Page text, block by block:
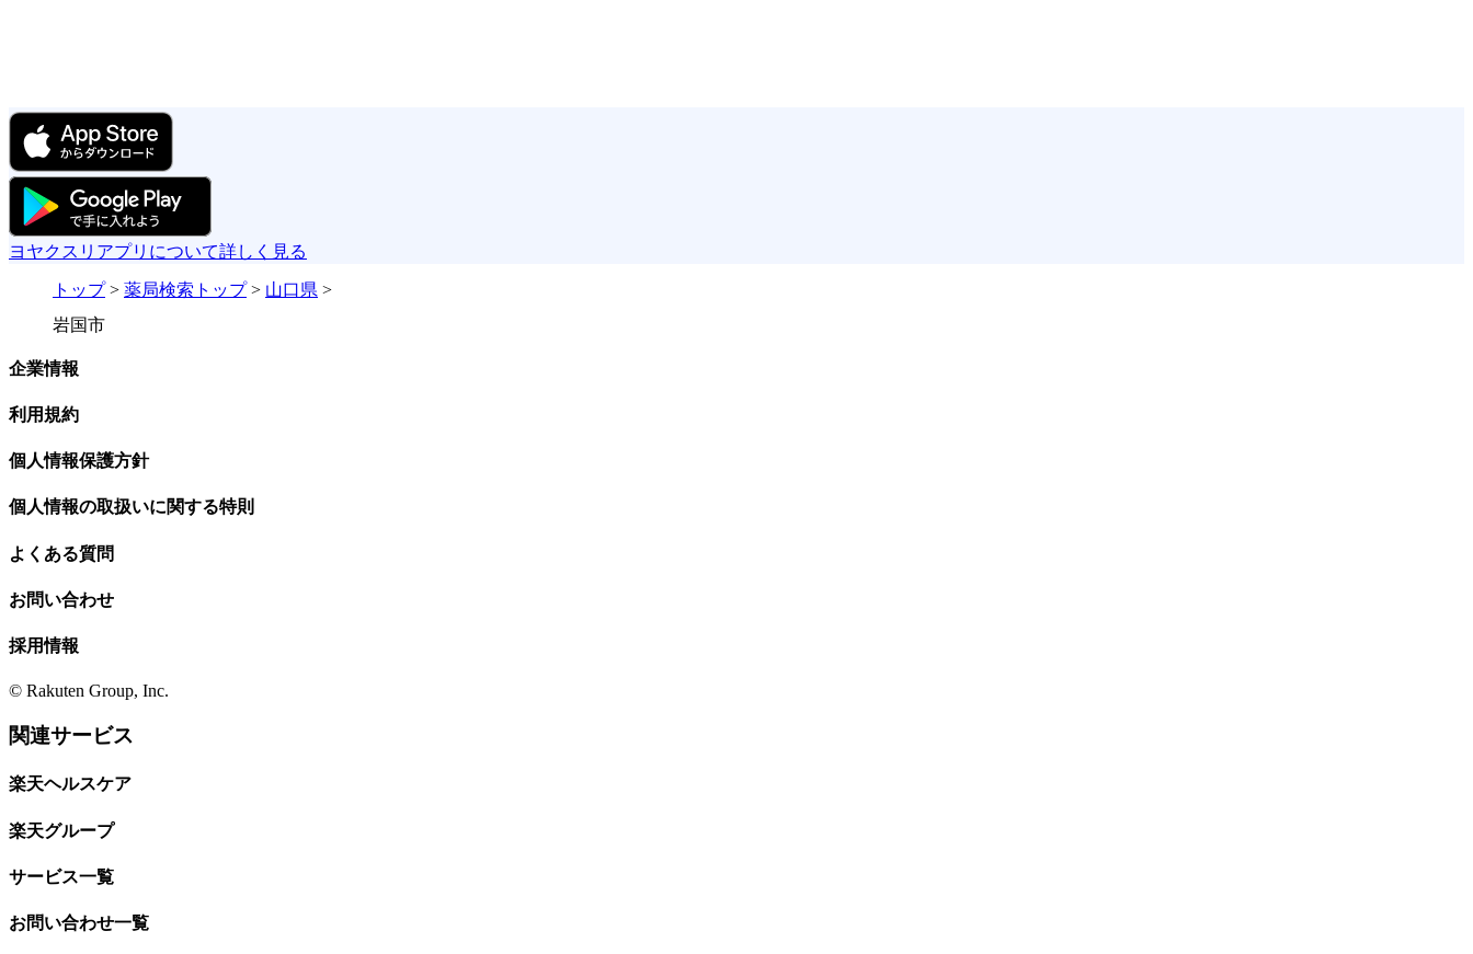
ヨヤクスリアプリについて詳しく見る
トップ> 薬局検索トップ> 山口県 >
岩国市
企業情報
利用規約
個人情報保護方針
個人情報の取扱いに関する特則
よくある質問
お問い合わせ
採用情報
© Rakuten Group, Inc.
関連サービス
楽天ヘルスケア
楽天グループ
サービス一覧
お問い合わせ一覧